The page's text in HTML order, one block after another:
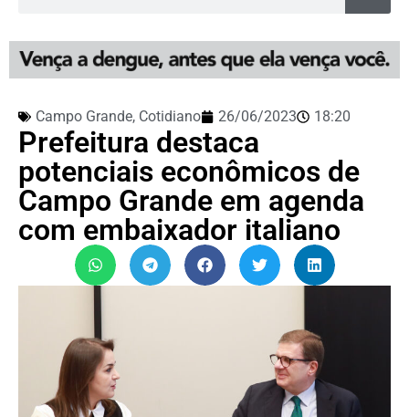
Campo Grande, Cotidiano 26/06/2023 18:20
Prefeitura destaca
potenciais econômicos de
Campo Grande em agenda
com embaixador italiano